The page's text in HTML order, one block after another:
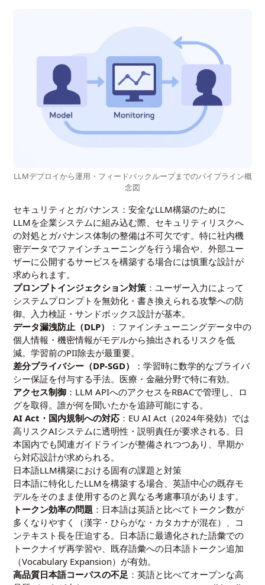
LLMデプロイから運用・フィードバックループまでのパイプライン概
念図
セキュリティとガバナンス：安全なLLM構築のために
LLMを企業システムに組み込む際、セキュリティリスクへ
の対処とガバナンス体制の整備は不可欠です。特に社内機
密データでファインチューニングを行う場合や、外部ユー
ザーに公開するサービスを構築する場合には慎重な設計が
求められます。
プロンプトインジェクション対策 ：ユーザー入力によって
システムプロンプトを無効化・書き換えられる攻撃への防
御。入力検証・サンドボックス設計が基本。
データ漏洩防止（DLP）
：ファインチューニングデータ中の
個人情報・機密情報がモデルから抽出されるリスクを低
減。学習前のPII除去が最重要。
差分プライバシー（DP-SGD）
：学習時に数学的なプライバ
シー保証を付与する手法。医療・金融分野で特に有効。
アクセス制御 ：LLM APIへのアクセスをRBACで管理し、ロ
グを取得。誰が何を聞いたかを追跡可能にする。
AI Act・国内規制への対応：EU AI Act（2024年発効）では
高リスクAIシステムに透明性・説明責任が要求される。日
本国内でも関連ガイドラインが整備されつつあり、早期か
ら対応設計が求められる。
日本語LLM構築における固有の課題と対策
日本語に特化したLLMを構築する場合、英語中心の既存モ
デルをそのまま使用するのと異なる考慮事項があります。
トークン効率の問題 ：日本語は英語と比べてトークン数が
多くなりやすく（漢字・ひらがな・カタカナが混在）、コ
ンテキスト長を圧迫する。日本語に最適化された語彙での
トークナイザ再学習や、既存語彙への日本語トークン追加
（Vocabulary Expansion）が有効。
高品質日本語コーパスの不足 ：英語と比べてオープンな高